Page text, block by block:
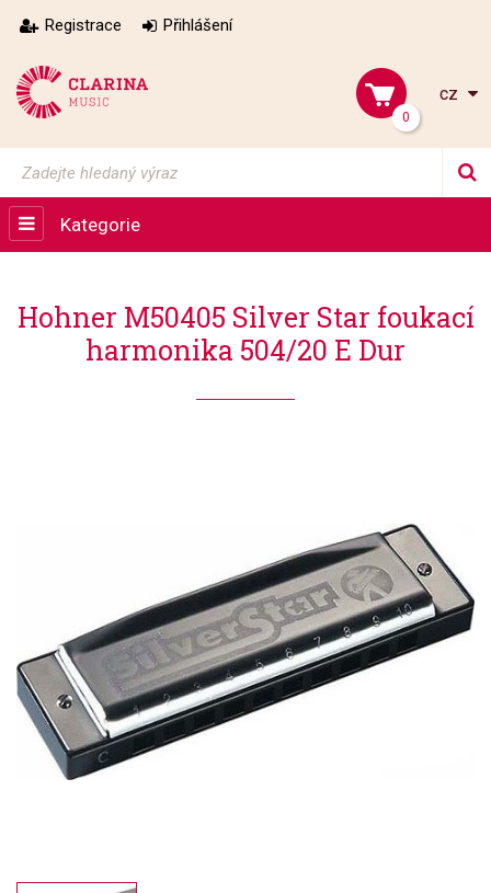
Registrace Přihlášení
0
cz
Kategorie
Hohner M50405 Silver Star foukací
harmonika 504/20 E Dur